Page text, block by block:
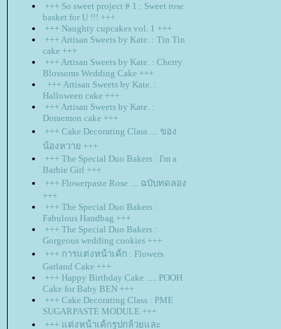
+++ So sweet project # 1 : Sweet rose
basket for U !!! +++
+++ Naughty cupcakes vol. 1 +++
+++ Artisan Sweets by Kate. : Tin Tin
cake +++
+++ Artisan Sweets by Kate. : Cherry
Blossoms Wedding Cake +++
+++ Artisan Sweets by Kate. :
Halloween cake +++
+++ Artisan Sweets by Kate. :
Doraemon cake +++
+++ Cake Decorating Class .... ของ
น้องหวาย +++
+++ The Special Duo Bakers : I'm a
Barbie Girl +++
+++ Flowerpaste Rose .... ฉบับทดลอง
+++
+++ The Special Duo Bakers :
Fabulous Handbag +++
+++ The Special Duo Bakers :
Gorgeous wedding cookies +++
+++ การแต่งหน้าเค้ก : Flowers
Garland Cake +++
+++ Happy Birthday Cake ..... POOH
Cake for Baby BEN +++
+++ Cake Decorating Class : PME
SUGARPASTE MODULE +++
+++ แต่งหน้าเค้กรูปกล้วยและ